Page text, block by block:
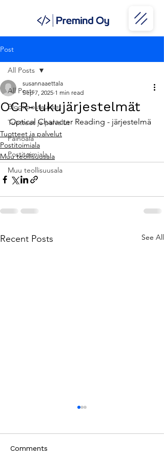
Post
All Posts
Blogi postaukset
Tuotteet ja palvelut
Painoala
Postitoimiala
Muu teollisuusala
All Posts
OCR-lukujärjestelmät
susannaaettala
Sep 7, 2025 1 min read
Optical Character Reading - järjestelmä
Tuotteet ja palvelut
Postitoimiala
Muu teollisuusala
Recent Posts See All
Comments